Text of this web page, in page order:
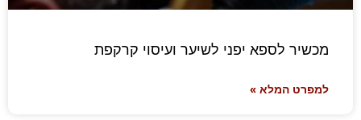
מכשיר לספא יפני לשיער ועיסוי קרקפת
למפרט המלא »